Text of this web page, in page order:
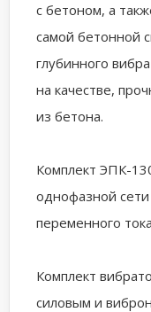
с бетоном, а
самой бетонной
глубинного
на качестве,
из бетона.
Комплект ЭПК-
однофазной
переменного
Комплект
силовым и